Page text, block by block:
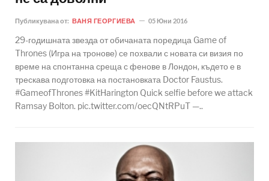
Публикувана от: ВАНЯ ГЕОРГИЕВА 05 Юни 2016
29-годишната звезда от обичаната поредица Game of
Thrones (Игра на тронове) се похвали с новата си визия по
време на спонтанна среща с фенове в Лондон, където е в
трескава подготовка на постановката Doctor Faustus.
#GameofThrones #KitHarington Quick selfie before we attack
Ramsay Bolton. pic.twitter.com/oecQNtRPuT —..